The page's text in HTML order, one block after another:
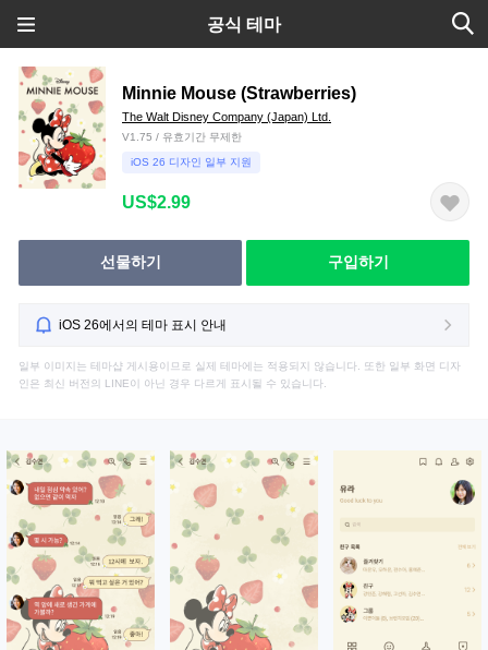
공식 테마
Minnie Mouse (Strawberries)
The Walt Disney Company (Japan) Ltd.
V1.75 / 유효기간 무제한
iOS 26 디자인 일부 지원
US$2.99
선물하기 구입하기
iOS 26에서의 테마 표시 안내
일부 이미지는 테마샵 게시용이므로 실제 테마에는 적용되지 않습니다. 또한 일부 화면 디자
인은 최신 버전의 LINE이 아닌 경우 다르게 표시될 수 있습니다.